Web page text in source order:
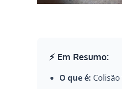
⚡ Em Resumo:
O que é: